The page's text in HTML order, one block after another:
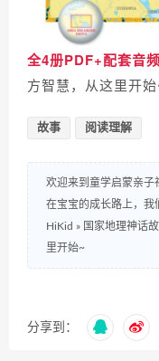
全4册PDF+配套音频
方智慧，从这里开
故事 阅读理解
欢迎来到童学启蒙亲子
在宝宝的成长路上，我
HiKid » 国家地理神话
里开始~
分享到：